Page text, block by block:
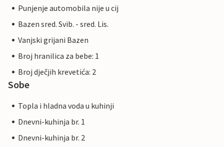
Punjenje automobila nije u cij
Bazen sred. Svib. - sred. Lis.
Vanjski grijani Bazen
Broj hranilica za bebe: 1
Broj dječjih krevetića: 2
Sobe
Topla i hladna voda u kuhinji
Dnevni-kuhinja br. 1
Dnevni-kuhinja br. 2